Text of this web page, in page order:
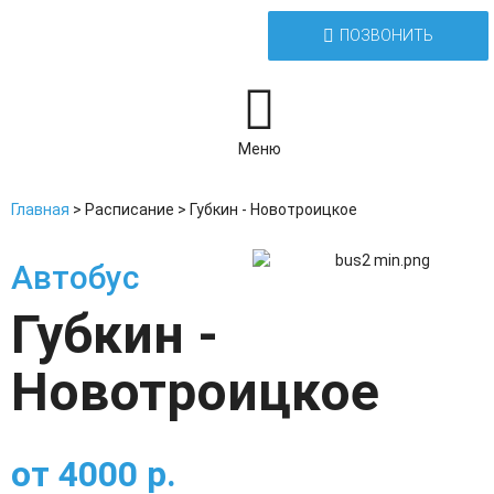
ПОЗВОНИТЬ
Меню
Главная > Расписание > Губкин - Новотроицкое
Автобус
Губкин -
Новотроицкое
от 4000 р.